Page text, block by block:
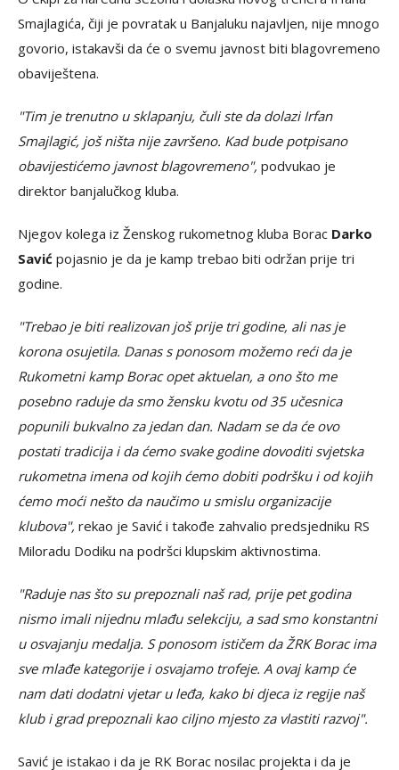
Smajlagića, čiji je povratak u Banjaluku najavljen, nije mnogo
govorio, istakavši da će o svemu javnost biti blagovremeno
obaviještena.
"Tim je trenutno u sklapanju, čuli ste da dolazi Irfan
Smajlagić, još ništa nije završeno. Kad bude potpisano
obavijestićemo javnost blagovremeno", podvukao je
direktor banjalučkog kluba.
Njegov kolega iz Ženskog rukometnog kluba Borac Darko
Savić pojasnio je da je kamp trebao biti održan prije tri
godine.
"Trebao je biti realizovan još prije tri godine, ali nas je
korona osujetila. Danas s ponosom možemo reći da je
Rukometni kamp Borac opet aktuelan, a ono što me
posebno raduje da smo žensku kvotu od 35 učesnica
popunili bukvalno za jedan dan. Nadam se da će ovo
postati tradicija i da ćemo svake godine dovoditi svjetska
rukometna imena od kojih ćemo dobiti podršku i od kojih
ćemo moći nešto da naučimo u smislu organizacije
klubova", rekao je Savić i takođe zahvalio predsjedniku RS
Miloradu Dodiku na podršci klupskim aktivnostima.
"Raduje nas što su prepoznali naš rad, prije pet godina
nismo imali nijednu mlađu selekciju, a sad smo konstantni
u osvajanju medalja. S ponosom ističem da ŽRK Borac ima
sve mlađe kategorije i osvajamo trofeje. A ovaj kamp će
nam dati dodatni vjetar u leđa, kako bi djeca iz regije naš
klub i grad prepoznali kao ciljno mjesto za vlastiti razvoj".
Savić je istakao i da je RK Borac nosilac projekta i da je